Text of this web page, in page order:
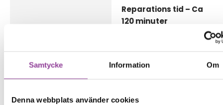
Samtycke Information Om
Denna webbplats använder cookies
Reparations tid – Ca
120 minuter